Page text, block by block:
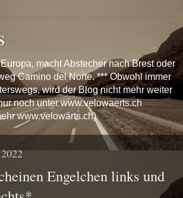
macht Abstecher nach Brest oder
Camino del Norte. *** Obwohl immer
wird der Blog nicht mehr weiter
noch unter www.velowaerts.ch
www.velowärts.ch)
Engelchen links und